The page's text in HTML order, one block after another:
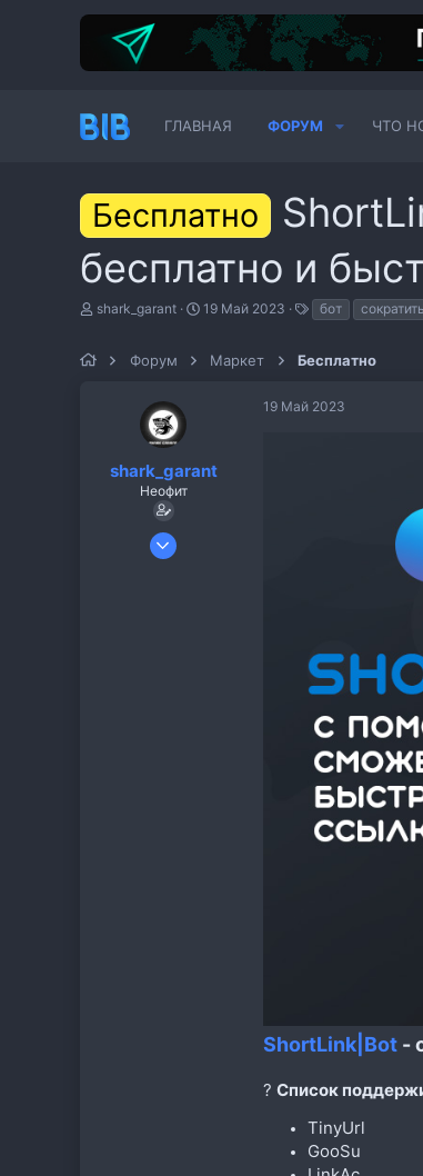
ГЛАВНАЯ ФОРУМ ЧТО
Бесплатно
бесплатно и
А
о
shark_garant
Д
а
19 Май 2023
е
и
бот
Форум Маркет Бесплатно
shark_garant
Неофит
1 Июн 2021
19 Май 2023
ShortLink|Bot -
? Список
TinyUrl
GooSu